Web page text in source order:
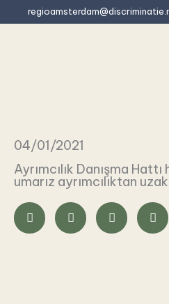
İçeriğe
04/01/2021
Ayrımcılık Danışma
umarız ayrımcılıktan